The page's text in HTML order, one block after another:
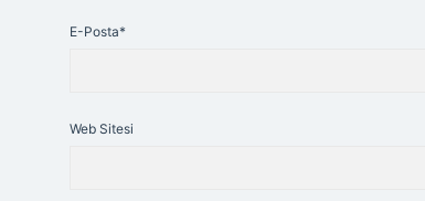
E-Posta*
Web Sitesi